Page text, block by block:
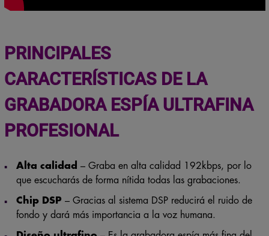
PRINCIPALES
CARACTERÍSTICAS DE LA
GRABADORA ESPÍA ULTRAFINA
PROFESIONAL
Alta calidad – Graba en alta calidad 192kbps, por lo
que escucharás de forma nítida todas las grabaciones.
Chip DSP – Gracias al sistema DSP reducirá el ruido de
fondo y dará más importancia a la voz humana.